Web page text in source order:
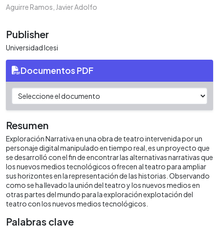
Aguirre Ramos, Javier Adolfo
Publisher
Universidad Icesi
Documentos PDF
Resumen
Exploración Narrativa en una obra de teatro intervenida por un
personaje digital manipulado en tiempo real, es un proyecto que
se desarrolló con el fin de encontrar las alternativas narrativas que
los nuevos medios tecnológicos ofrecen al teatro para ampliar
sus horizontes en la representación de las historias. Observando
como se ha llevado la unión del teatro y los nuevos medios en
otras partes del mundo para la exploración explotación del
teatro con los nuevos medios tecnológicos.
Palabras clave